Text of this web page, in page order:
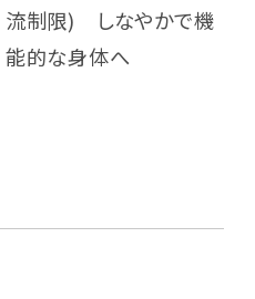
流制限) しなやかで機
能的な身体へ